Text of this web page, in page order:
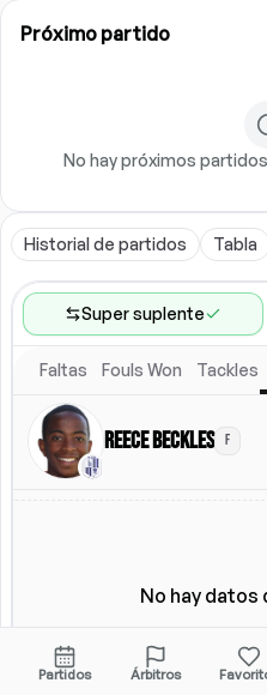
Próximo partido
No hay próximos
Historial de partidos Tabla
Super suplente
Rango de partidos
Ultimos 60 partidos
Ubicacion
Faltas Fouls Won Tackles
Reece Beckles F
No hay datos
Partidos Árbitros